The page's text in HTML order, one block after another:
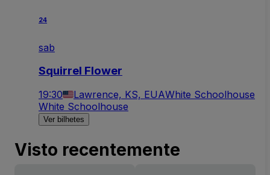
24
sab
Squirrel Flower
19:30 Lawrence, KS, EUAWhite Schoolhouse
White Schoolhouse
Ver bilhetes
Visto recentemente